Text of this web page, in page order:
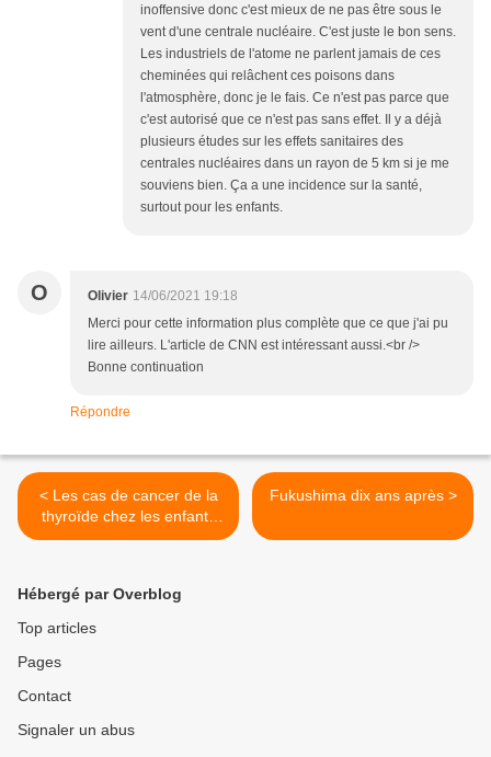
inoffensive donc c'est mieux de ne pas être sous le
vent d'une centrale nucléaire. C'est juste le bon sens.
Les industriels de l'atome ne parlent jamais de ces
cheminées qui relâchent ces poisons dans
l'atmosphère, donc je le fais. Ce n'est pas parce que
c'est autorisé que ce n'est pas sans effet. Il y a déjà
plusieurs études sur les effets sanitaires des
centrales nucléaires dans un rayon de 5 km si je me
souviens bien. Ça a une incidence sur la santé,
surtout pour les enfants.
O Olivier 14/06/2021 19:18
Merci pour cette information plus complète que ce que j'ai pu
lire ailleurs. L'article de CNN est intéressant aussi.<br />
Bonne continuation
Répondre
< Les cas de cancer de la
thyroïde chez les enfants
de Fukushima multipliés par
Fukushima dix ans après >
Hébergé par Overblog
Top articles
Pages
Contact
Signaler un abus